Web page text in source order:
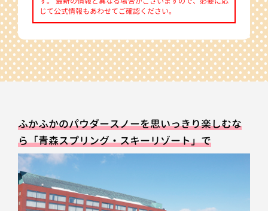
じて公式情報もあわせてご確認ください。
ふかふかのパウダースノーを思いっきり楽しむな
ら「青森スプリング・スキーリゾート」で